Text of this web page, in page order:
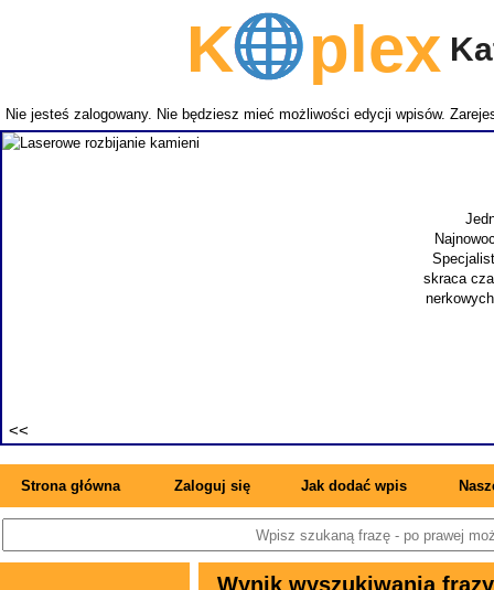
Kplex
Nie jesteś zalogowany. Nie będziesz mieć możliwości edycji wpisów.
Jedna z uciążliwych, męskich przypadłości to łagodny
Najnowocześniejszą metodą leczenia jest operacja prostaty
Specjalista jest szybki i skuteczny. Ważne dla pacjenta jest
skraca czas hospitalizacji i powrotu do pełnej sprawności.
nerkowych. Kamienica jest często występującym problemem
Strona główna Zaloguj się Jak dodać wpis
Wynik wyszukiwania